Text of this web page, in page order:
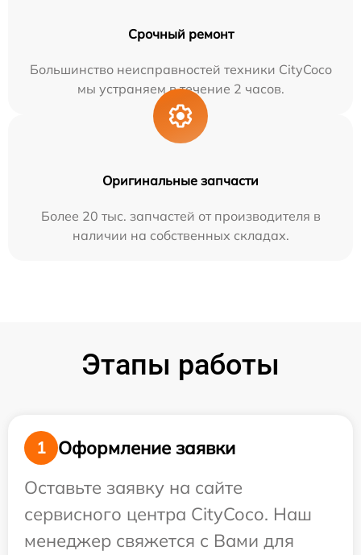
Срочный ремонт
Большинство неисправностей техники CityCoco
мы устраняем в течение 2 часов.
Оригинальные запчасти
Более 20 тыс. запчастей от производителя в
наличии на собственных складах.
Этапы работы
1
Оформление заявки
Оставьте заявку на сайте
сервисного центра CityCoco. Наш
менеджер свяжется с Вами для